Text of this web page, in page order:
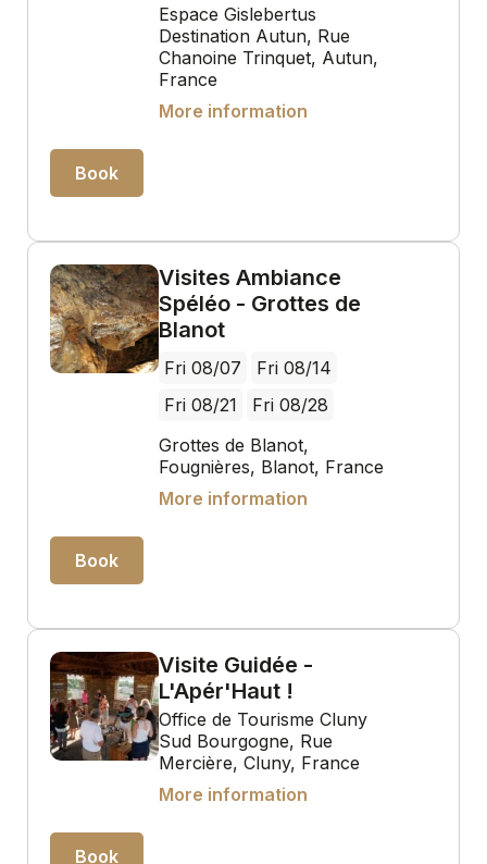
Espace Gislebertus
Destination Autun, Rue
Chanoine Trinquet, Autun,
France
More information
Book
Visites Ambiance
Spéléo - Grottes de
Blanot
Fri 08/07
Fri 08/14
Fri 08/21
Fri 08/28
Grottes de Blanot,
Fougnières, Blanot, France
More information
Book
Visite Guidée -
L'Apér'Haut !
Office de Tourisme Cluny
Sud Bourgogne, Rue
Mercière, Cluny, France
More information
Book